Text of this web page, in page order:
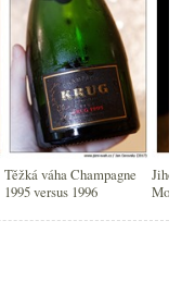
Těžká váha Champagne
1995 versus 1996